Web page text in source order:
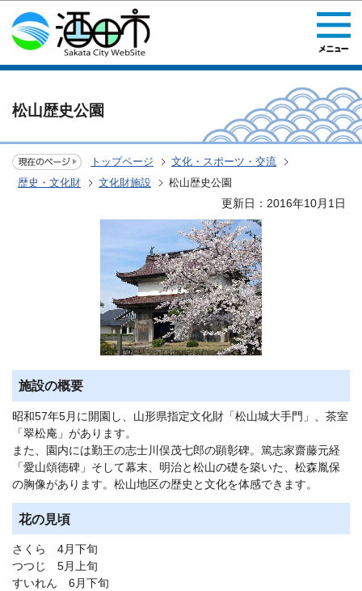
このページの本文へ移動
松山歴史公園
トップページ
文化・スポーツ・交流
歴史・文化財
文化財施設 松山歴史公園
更新日：2016年10月1日
施設の概要
昭和57年5月に開園し、山形県指定文化財「松山城大手門」、茶室
「翠松庵」があります。
また、園内には勤王の志士川俣茂七郎の顕彰碑。篤志家齋藤元経
「愛山頌徳碑」そして幕末、明治と松山の礎を築いた、松森胤保
の胸像があります。松山地区の歴史と文化を体感できます。
花の見頃
さくら 4月下旬
つつじ 5月上旬
すいれん 6月下旬